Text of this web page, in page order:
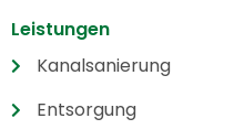
Leistungen
Kanalsanierung
Entsorgung